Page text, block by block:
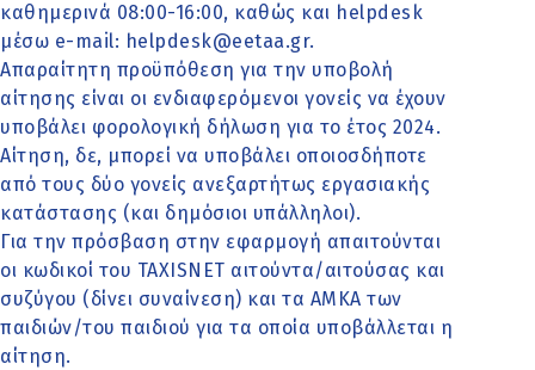
καθημερινά 08:00-16:00, καθώς και helpdesk
μέσω e-mail: helpdesk@eetaa.gr.
Απαραίτητη προϋπόθεση για την υποβολή
αίτησης είναι οι ενδιαφερόμενοι γονείς να έχουν
υποβάλει φορολογική δήλωση για το έτος 2024.
Αίτηση, δε, μπορεί να υποβάλει οποιοσδήποτε
από τους δύο γονείς ανεξαρτήτως εργασιακής
κατάστασης (και δημόσιοι υπάλληλοι).
Για την πρόσβαση στην εφαρμογή απαιτούνται
οι κωδικοί του TAXISNET αιτούντα/αιτούσας και
συζύγου (δίνει συναίνεση) και τα ΑΜΚΑ των
παιδιών/του παιδιού για τα οποία υποβάλλεται η
αίτηση.